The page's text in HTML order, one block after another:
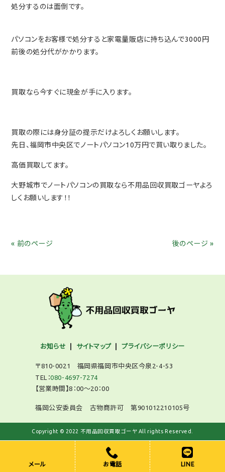
処分するのは面倒です。
パソコンをお客様で処分すると家電量販店に持ち込んで3000円
前後の処分代がかかります。
買取なら今すぐに現金が手に入ります。
買取の際には身分証の提示だけよろしくお願いします。
先日、福岡市中央区でノートパソコン10万円で買い取りました。
高価買取してます。
大野城市でノートパソコンの買取なら不用品回収買取ゴーヤよろ
しくお願いします！！
« 前のページ 後のページ »
お知らせ サイトマップ プライバシーポリシー
〒810-0021 福岡県福岡市中央区今泉2-4-53
TEL：080-4697-7274
【営業時間】8：00～20：00
福岡公安委員会 古物商許可 第901012210105号
Copyright © 2022 不用品回収買取ゴーヤ All rights Reserved.
メール お電話 LINE